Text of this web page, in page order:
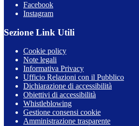
Facebook
Instagram
Sezione Link Utili
Cookie policy
Note legali
Informativa Privacy
Ufficio Relazioni con il Pubblico
Dichiarazione di accessibilità
Obiettivi di accessibilità
Whistleblowing
Gestione consensi cookie
Amministrazione trasparente